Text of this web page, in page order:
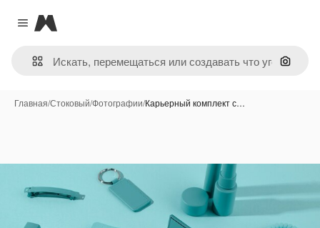
Close menu
Magnific
Поиск
Главная/Стоковый/Фотографии/Карьерный комплект с…